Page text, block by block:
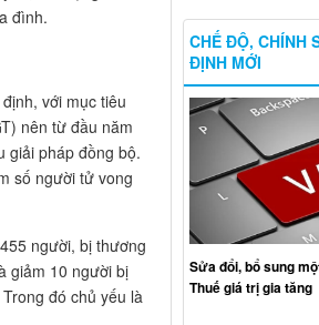
đình.
với mục tiêu
nên từ đầu năm
giải pháp đồng bộ.
số người tử vong
người, bị thương
giảm 10 người bị
đó chủ yếu là
CHẾ ĐỘ, CHÍNH
ĐỊNH MỚI
Sửa đổi, bổ sung
Thuế giá trị gia tăng